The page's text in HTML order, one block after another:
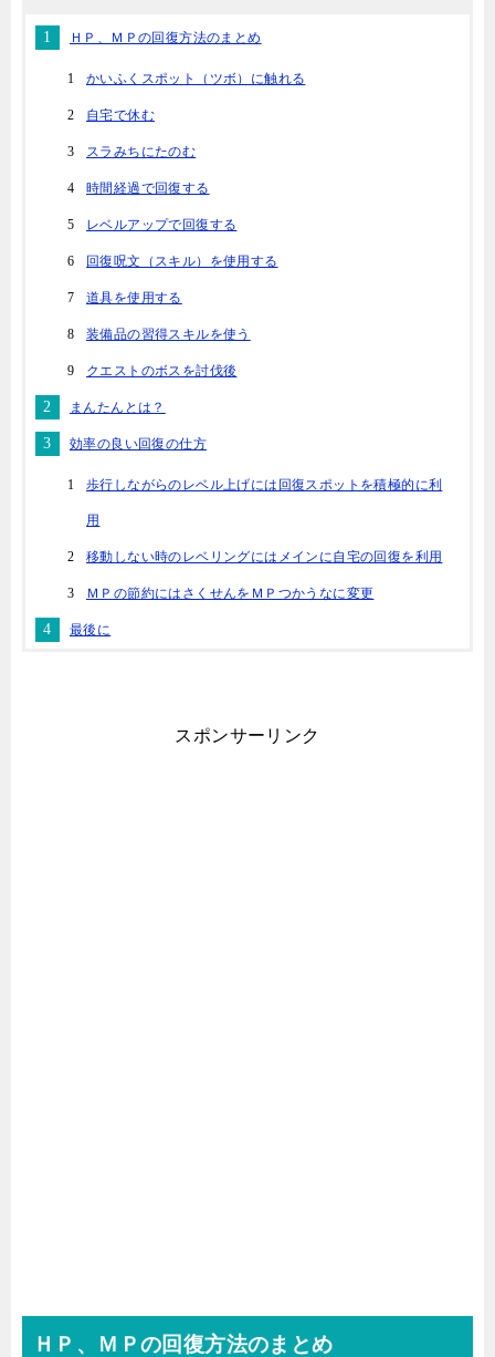
ＨＰ、ＭＰの回復方法のまとめ
かいふくスポット（ツボ）に触れる
自宅で休む
スラみちにたのむ
時間経過で回復する
レベルアップで回復する
回復呪文（スキル）を使用する
道具を使用する
装備品の習得スキルを使う
クエストのボスを討伐後
まんたんとは？
効率の良い回復の仕方
歩行しながらのレベル上げには回復スポットを積極的に利
用
移動しない時のレベリングにはメインに自宅の回復を利用
ＭＰの節約にはさくせんをＭＰつかうなに変更
最後に
スポンサーリンク
ＨＰ、ＭＰの回復方法のまとめ